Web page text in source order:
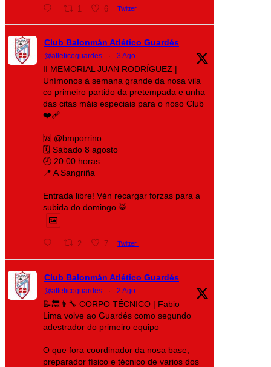
1 6 Twitter
Club Balonmán Atlético Guardés
@atleticoguardes · 3 Ago
II MEMORIAL JUAN RODRÍGUEZ |
Unímonos á semana grande da nosa vila
co primeiro partido da pretempada e unha
das citas máis especiais para o noso Club
❤️‍🩹
🆚 @bmporrino
🗓️ Sábado 8 agosto
🕗 20:00 horas
📍 A Sangriña
Entrada libre! Vén recargar forzas para a
subida do domingo 🥁
2 7 Twitter
Club Balonmán Atlético Guardés
@atleticoguardes · 2 Ago
📝🔙👨‍🔧 CORPO TÉCNICO | Fabio
Lima volve ao Guardés como segundo
adestrador do primeiro equipo
O que fora coordinador da nosa base,
preparador físico e técnico de varios dos